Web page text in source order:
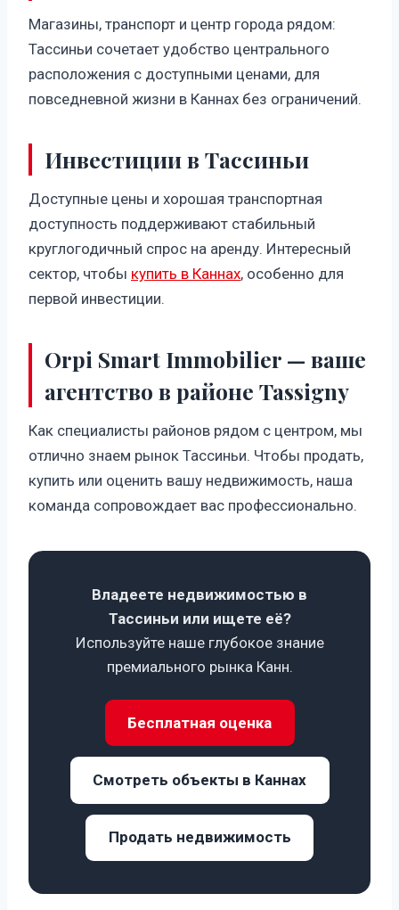
Магазины, транспорт и центр города рядом:
Тассиньи сочетает удобство центрального
расположения с доступными ценами, для
повседневной жизни в Каннах без ограничений.
Инвестиции в Тассиньи
Доступные цены и хорошая транспортная
доступность поддерживают стабильный
круглогодичный спрос на аренду. Интересный
сектор, чтобы купить в Каннах, особенно для
первой инвестиции.
Orpi Smart Immobilier — ваше
агентство в районе Tassigny
Как специалисты районов рядом с центром, мы
отлично знаем рынок Тассиньи. Чтобы продать,
купить или оценить вашу недвижимость, наша
команда сопровождает вас профессионально.
Владеете недвижимостью в
Тассиньи или ищете её?
Используйте наше глубокое знание
премиального рынка Канн.
Бесплатная оценка
Смотреть объекты в Каннах
Продать недвижимость